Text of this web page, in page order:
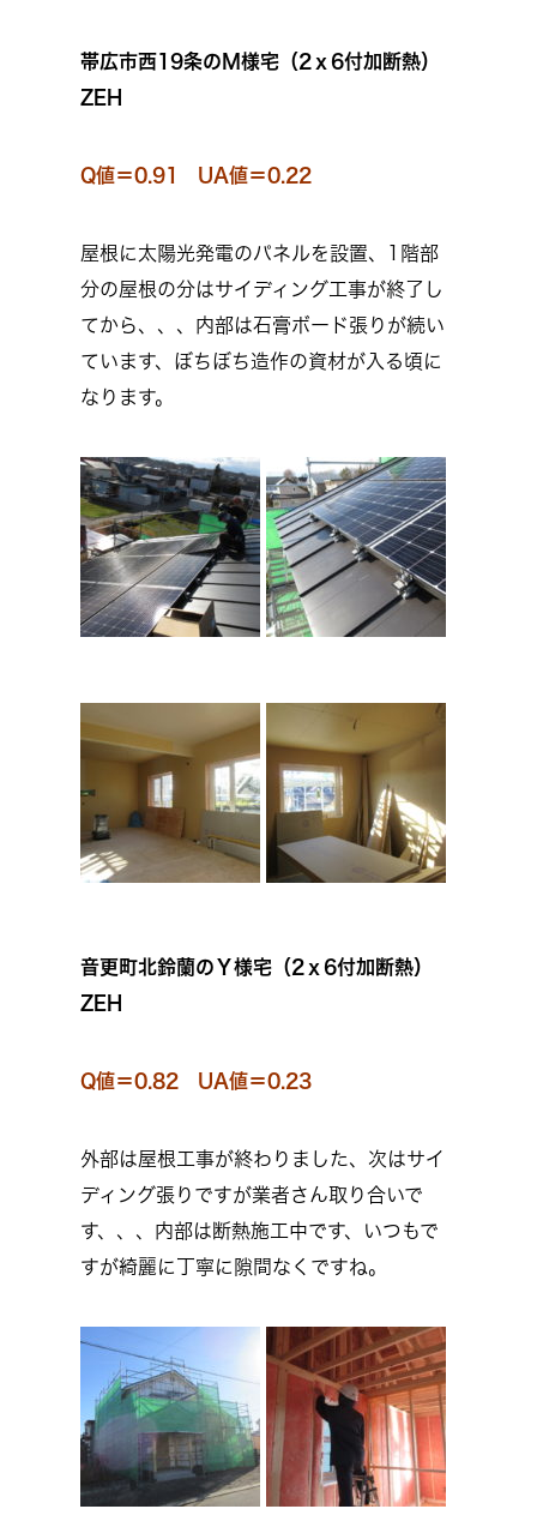
帯広市西19条のＭ様宅（2ｘ6付加断熱）
ZEH
Q値＝0.91 UA値＝0.22
屋根に太陽光発電のパネルを設置、1階部
分の屋根の分はサイディング工事が終了し
てから、、、内部は石膏ボード張りが続い
ています、ぼちぼち造作の資材が入る頃に
なります。
音更町北鈴蘭のＹ様宅（2ｘ6付加断熱）
ZEH
Q値＝0.82 UA値＝0.23
外部は屋根工事が終わりました、次はサイ
ディング張りですが業者さん取り合いで
す、、、内部は断熱施工中です、いつもで
すが綺麗に丁寧に隙間なくですね。